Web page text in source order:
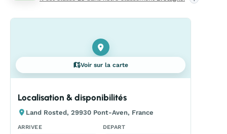
Voir sur la carte
Localisation & disponibilités
Land Rosted, 29930 Pont-Aven, France
ARRIVEE DEPART